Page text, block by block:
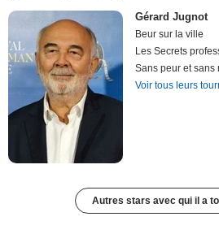
Gérard Jugnot
Beur sur la ville
Les Secrets
Sans peur et sans
Voir tous leurs
Autres stars avec qui il a